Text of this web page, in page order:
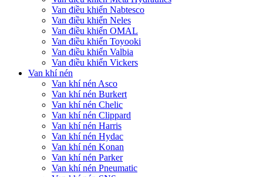
Van điều khiển Nabtesco
Van điều khiển Neles
Van điều khiển OMAL
Van điều khiển Toyooki
Van điều khiển Valbia
Van điều khiển Vickers
Van khí nén
Van khí nén Asco
Van khí nén Burkert
Van khí nén Chelic
Van khí nén Clippard
Van khí nén Harris
Van khí nén Hydac
Van khí nén Konan
Van khí nén Parker
Van khí nén Pneumatic